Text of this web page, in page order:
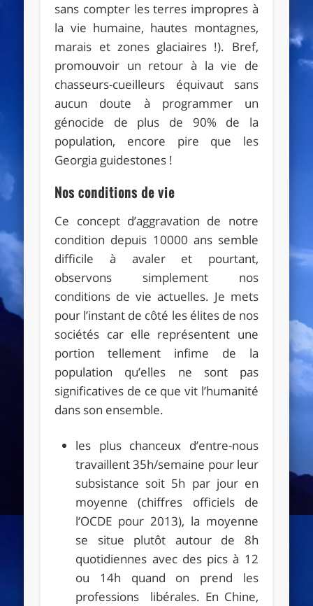
sans compter les terres impropres à
la vie humaine, hautes montagnes,
marais et zones glaciaires !). Bref,
promouvoir un retour à la vie de
chasseurs-cueilleurs équivaut sans
aucun doute à programmer un
génocide de plus de 90% de la
population, encore pire que les
Georgia guidestones !
Nos conditions de vie
Ce concept d’aggravation de notre
condition depuis 10000 ans semble
difficile à avaler et pourtant,
observons simplement nos
conditions de vie actuelles. Je mets
pour l’instant de côté les élites de nos
sociétés car elle représentent une
portion tellement infime de la
population qu’elles ne sont pas
significatives de ce que vit l’humanité
dans son ensemble.
les plus chanceux d’entre-nous
travaillent 35h/semaine pour leur
subsistance soit 5h par jour en
moyenne (chiffres officiels de
l’OCDE pour 2013), la moyenne
se situe plutôt autour de 8h
quotidiennes avec des pics à 12
ou 14h quand on prend les
professions libérales. En Chine,